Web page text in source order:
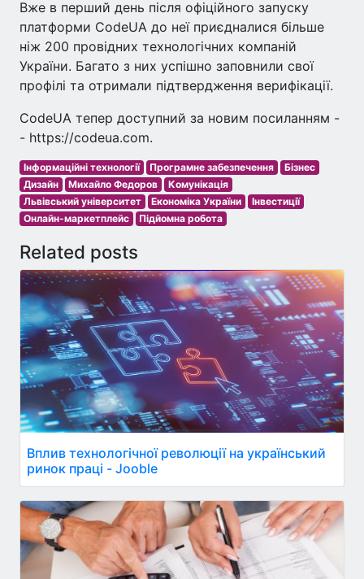
Вже в перший день після офіційного запуску
платформи CodeUA до неї приєдналися більше
ніж 200 провідних технологічних компаній
України. Багато з них успішно заповнили свої
профілі та отримали підтвердження верифікації.
CodeUA тепер доступний за новим посиланням -
- https://codeua.com.
Інформаційні технології Програмне забезпечення
Бізнес
Дизайн
Михайло Федоров
Комунікація
Львівський університет
Економіка України
Інвестиції
Онлайн-маркетплейс
Підйомна робота
Related posts
Вплив технологічної революції на український
ринок праці - Jooble